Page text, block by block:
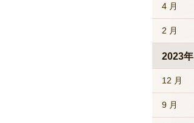
4 月
2 月
2023年
12 月
9 月